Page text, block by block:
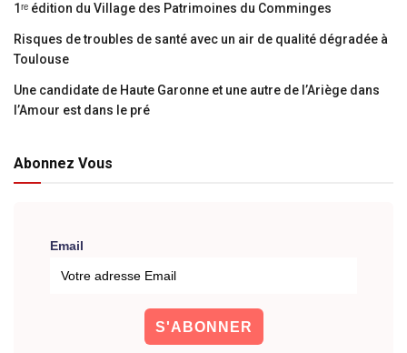
1ʳᵉ édition du Village des Patrimoines du Comminges
Risques de troubles de santé avec un air de qualité dégradée à
Toulouse
Une candidate de Haute Garonne et une autre de l’Ariège dans
l’Amour est dans le pré
Abonnez Vous
Email